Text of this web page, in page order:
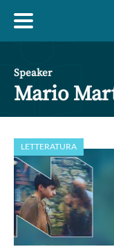
ARTE
LETTERATURA
Speaker
Mario
LETTERATURA